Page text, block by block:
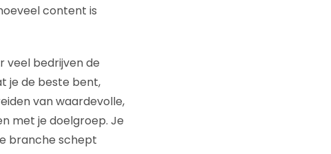
content is
veel bedrijven de
je de beste bent,
van waardevolle,
met je doelgroep. Je
branche schept